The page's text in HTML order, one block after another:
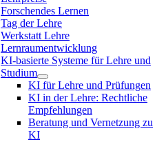
Forschendes Lernen
Tag der Lehre
Werkstatt Lehre
Lernraumentwicklung
KI-basierte Systeme für Lehre und
Studium
KI für Lehre und Prüfungen
KI in der Lehre: Rechtliche
Empfehlungen
Beratung und Vernetzung zu
KI